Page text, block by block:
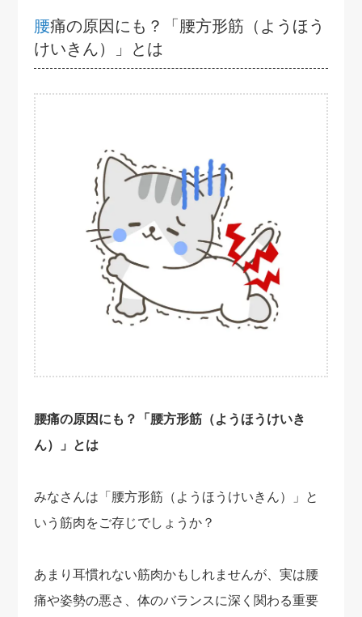
腰痛の原因にも？「腰方形筋（ようほう
けいきん）」とは
腰痛の原因にも？「腰方形筋（ようほうけいき
ん）」とは
みなさんは「腰方形筋（ようほうけいきん）」と
いう筋肉をご存じでしょうか？
あまり耳慣れない筋肉かもしれませんが、実は腰
痛や姿勢の悪さ、体のバランスに深く関わる重要